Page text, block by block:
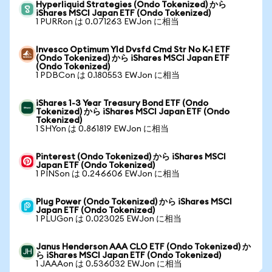
Hyperliquid Strategies (Ondo Tokenized) から
iShares MSCI Japan ETF (Ondo Tokenized)
1 PURRon は 0.071263 EWJon に相当
Invesco Optimum Yld Dvsfd Cmd Str No K-1 ETF
(Ondo Tokenized) から iShares MSCI Japan ETF
(Ondo Tokenized)
1 PDBCon は 0.180553 EWJon に相当
iShares 1-3 Year Treasury Bond ETF (Ondo
Tokenized) から iShares MSCI Japan ETF (Ondo
Tokenized)
1 SHYon は 0.861819 EWJon に相当
Pinterest (Ondo Tokenized) から iShares MSCI
Japan ETF (Ondo Tokenized)
1 PINSon は 0.246606 EWJon に相当
Plug Power (Ondo Tokenized) から iShares MSCI
Japan ETF (Ondo Tokenized)
1 PLUGon は 0.023025 EWJon に相当
Janus Henderson AAA CLO ETF (Ondo Tokenized) か
ら iShares MSCI Japan ETF (Ondo Tokenized)
1 JAAAon は 0.536032 EWJon に相当